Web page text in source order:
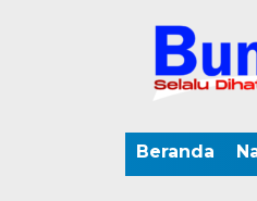
Beranda